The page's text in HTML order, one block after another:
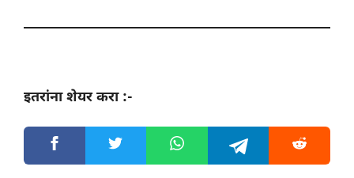
इतरांना शेयर करा :-